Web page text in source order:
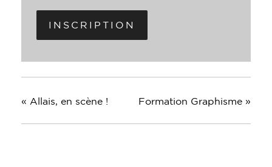
INSCRIPTION
« Allais, en scène ! Formation Graphisme »